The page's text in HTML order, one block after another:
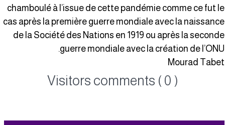
chamboulé à l’issue de cette pandémie comme ce fut
cas après la première guerre mondiale avec la
de la Société des Nations en 1919 ou après la
guerre mondiale avec la création de
Mourad
Visitors comments ( 0 )